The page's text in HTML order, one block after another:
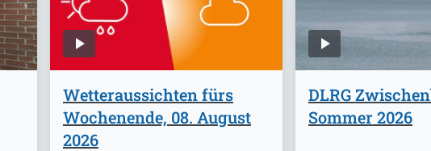
Wetteraussichten fürs
Wochenende, 08. August
2026
DLRG
Sommer 2026